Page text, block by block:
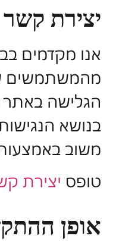
יצירת
אנו מקדמים
מהמשתמשים
הגלישה
בנושא
משוב באמצעות
טופס יצירת
אופן